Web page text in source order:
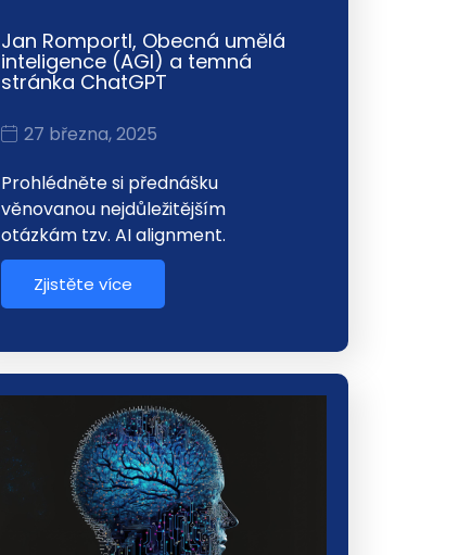
Jan Romportl, Obecná umělá
inteligence (AGI) a temná
stránka ChatGPT
27 března, 2025
Prohlédněte si přednášku
věnovanou nejdůležitějším
otázkám tzv. AI alignment.
Zjistěte více